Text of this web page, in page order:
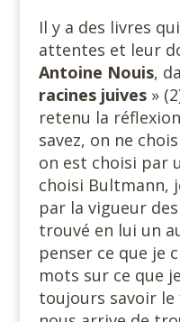
Il y a des livres
attentes et leur
Antoine Nouis,
racines juives »
retenu la
savez, on ne
on est choisi par
choisi Bultmann,
par la vigueur
trouvé en lui un
penser ce que je
mots sur ce que
toujours savoir le